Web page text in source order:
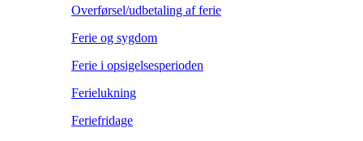
Overførsel/udbetaling af ferie
Ferie og sygdom
Ferie i opsigelsesperioden
Ferielukning
Feriefridage